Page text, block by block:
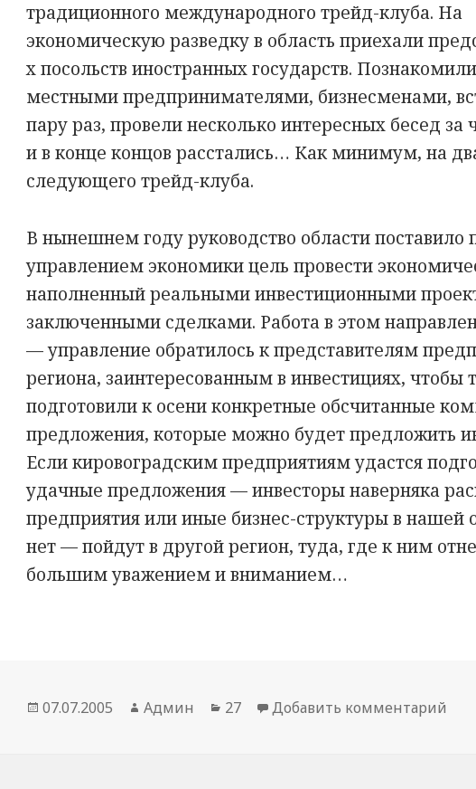
традиционного международного трейд-клуба. На
экономическую разведку в область приехали
х посольств иностранных государств.
местными предпринимателями, бизнесменами,
пару раз, провели несколько интересных бесед
и в конце концов расстались… Как минимум, на
следующего трейд-клуба.
В нынешнем году руководство области поставило
управлением экономики цель провести
наполненный реальными инвестиционными
заключенными сделками. Работа в этом
— управление обратилось к представителям
региона, заинтересованным в инвестициях, чтобы
подготовили к осени конкретные обсчитанные
предложения, которые можно будет предложить
Если кировоградским предприятиям удастся
удачные предложения — инвесторы наверняка
предприятия или иные бизнес-структуры в нашей
нет — пойдут в другой регион, туда, где к ним
большим уважением и вниманием…
Опубликовано
07.07.2005 Автор
Админ Рубрики
27 Добавить комментарий